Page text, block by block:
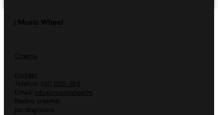
Music Wheel
O nama
Kontakt
Telefon: (01) 2921-253
Email: info@musicwheel.hr
Radno vrijeme:
po dogovoru